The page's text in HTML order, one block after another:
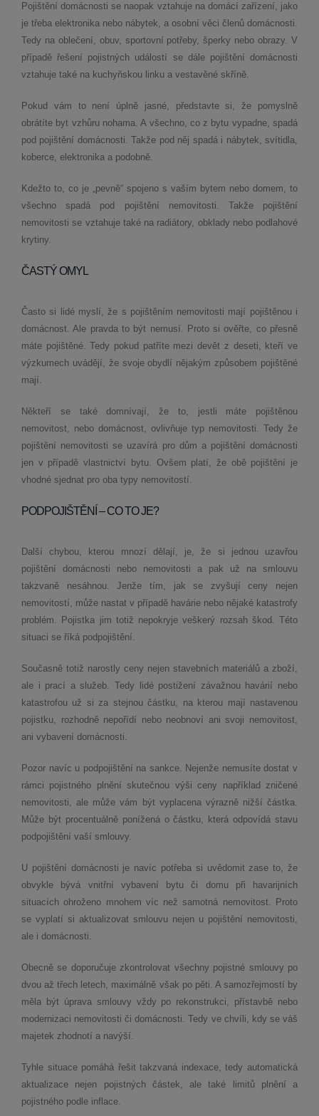
Pojištění domácnosti se naopak vztahuje na domácí zařízení, jako
je třeba elektronika nebo nábytek, a osobní věci členů domácnosti.
Tedy na oblečení, obuv, sportovní potřeby, šperky nebo obrazy. V
případě řešení pojistných událostí se dále pojištění domácnosti
vztahuje také na kuchyňskou linku a vestavěné skříně.
Pokud vám to není úplně jasné, představte si, že pomyslně
obrátíte byt vzhůru nohama. A všechno, co z bytu vypadne, spadá
pod pojištění domácnosti. Takže pod něj spadá i nábytek, svítidla,
koberce, elektronika a podobně.
Kdežto to, co je „pevně“ spojeno s vaším bytem nebo domem, to
všechno spadá pod pojištění nemovitosti. Takže pojištění
nemovitosti se vztahuje také na radiátory, obklady nebo podlahové
krytiny.
ČASTÝ OMYL
Často si lidé myslí, že s pojištěním nemovitosti mají pojištěnou i
domácnost. Ale pravda to být nemusí. Proto si ověřte, co přesně
máte pojištěné. Tedy pokud patříte mezi devět z deseti, kteří ve
výzkumech uvádějí, že svoje obydlí nějakým způsobem pojištěné
mají.
Někteří se také domnívají, že to, jestli máte pojištěnou
nemovitost, nebo domácnost, ovlivňuje typ nemovitosti. Tedy že
pojištění nemovitosti se uzavírá pro dům a pojištění domácnosti
jen v případě vlastnictví bytu. Ovšem platí, že obě pojištění je
vhodné sjednat pro oba typy nemovitostí.
PODPOJIŠTĚNÍ – CO TO JE?
Další chybou, kterou mnozí dělají, je, že si jednou uzavřou
pojištění domácnosti nebo nemovitosti a pak už na smlouvu
takzvaně nesáhnou. Jenže tím, jak se zvyšují ceny nejen
nemovitostí, může nastat v případě havárie nebo nějaké katastrofy
problém. Pojistka jim totiž nepokryje veškerý rozsah škod. Této
situaci se říká podpojištění.
Současně totiž narostly ceny nejen stavebních materiálů a zboží,
ale i prací a služeb. Tedy lidé postižení závažnou havárií nebo
katastrofou už si za stejnou částku, na kterou mají nastavenou
pojistku, rozhodně nepořídí nebo neobnoví ani svoji nemovitost,
ani vybavení domácnosti.
Pozor navíc u podpojištění na sankce. Nejenže nemusíte dostat v
rámci pojistného plnění skutečnou výši ceny například zničené
nemovitosti, ale může vám být vyplacena výrazně nižší částka.
Může být procentuálně ponížená o částku, která odpovídá stavu
podpojištění vaší smlouvy.
U pojištění domácnosti je navíc potřeba si uvědomit zase to, že
obvykle bývá vnitřní vybavení bytu či domu při havarijních
situacích ohroženo mnohem víc než samotná nemovitost. Proto
se vyplatí si aktualizovat smlouvu nejen u pojištění nemovitosti,
ale i domácnosti.
Obecně se doporučuje zkontrolovat všechny pojistné smlouvy po
dvou až třech letech, maximálně však po pěti. A samozřejmostí by
měla být úprava smlouvy vždy po rekonstrukci, přístavbě nebo
modernizaci nemovitosti či domácnosti. Tedy ve chvíli, kdy se váš
majetek zhodnotí a navýší.
Tyhle situace pomáhá řešit takzvaná indexace, tedy automatická
aktualizace nejen pojistných částek, ale také limitů plnění a
pojistného podle inflace.